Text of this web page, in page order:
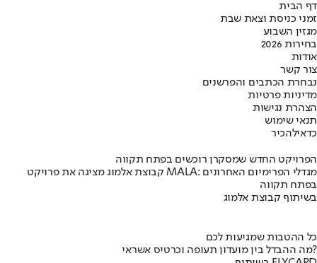
דף הבית
זמני כניסת וצאת שבת
מגזין השבוע
בחירות 2026
אודות
צור קשר
נבחרת הכתבים והפרשנים
מדיניות פרטיות
הצהרת נגישות
תנאי שימוש
כדאילהכיר
הפרויקט החדש שמסקרן רוכשים בפתח תקווה
קבוצת אלמוג מציגה את פרויקט MALA: מגדלי הפרימיום האחרונים
בפתח תקווה
בשיתוף קבוצת אלמוג
כל ההטבות שמגיעות לכם
מה ההבדל בין מועדון תעופה וכרטיס אשראי?